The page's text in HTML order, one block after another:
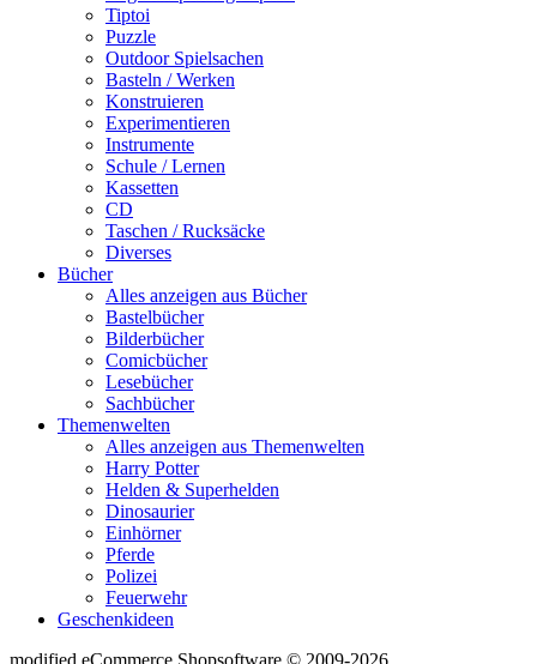
Tiptoi
Puzzle
Outdoor Spielsachen
Basteln / Werken
Konstruieren
Experimentieren
Instrumente
Schule / Lernen
Kassetten
CD
Taschen / Rucksäcke
Diverses
Bücher
Alles anzeigen aus Bücher
Bastelbücher
Bilderbücher
Comicbücher
Lesebücher
Sachbücher
Themenwelten
Alles anzeigen aus Themenwelten
Harry Potter
Helden & Superhelden
Dinosaurier
Einhörner
Pferde
Polizei
Feuerwehr
Geschenkideen
modified eCommerce Shopsoftware © 2009-2026